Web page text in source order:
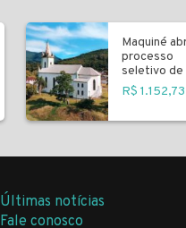
Maquiné
processo
seletivo de
R$ 1.152,73
Últimas notícias
Fale conosco